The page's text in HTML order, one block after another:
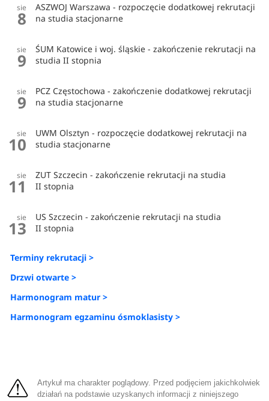
sie
8
ASZWOJ Warszawa - rozpoczęcie dodatkowej rekrutacji
na studia stacjonarne
sie
9
ŚUM Katowice i woj. śląskie - zakończenie rekrutacji na
studia II stopnia
sie
9
PCZ Częstochowa - zakończenie dodatkowej rekrutacji
na studia stacjonarne
sie
10
UWM Olsztyn - rozpoczęcie dodatkowej rekrutacji na
studia stacjonarne
sie
11
ZUT Szczecin - zakończenie rekrutacji na studia
II stopnia
sie
13
US Szczecin - zakończenie rekrutacji na studia
II stopnia
Terminy rekrutacji >
Drzwi otwarte >
Harmonogram matur >
Harmonogram egzaminu ósmoklasisty >
Artykuł ma charakter poglądowy. Przed podjęciem jakichkolwiek
działań na podstawie uzyskanych informacji z niniejszego